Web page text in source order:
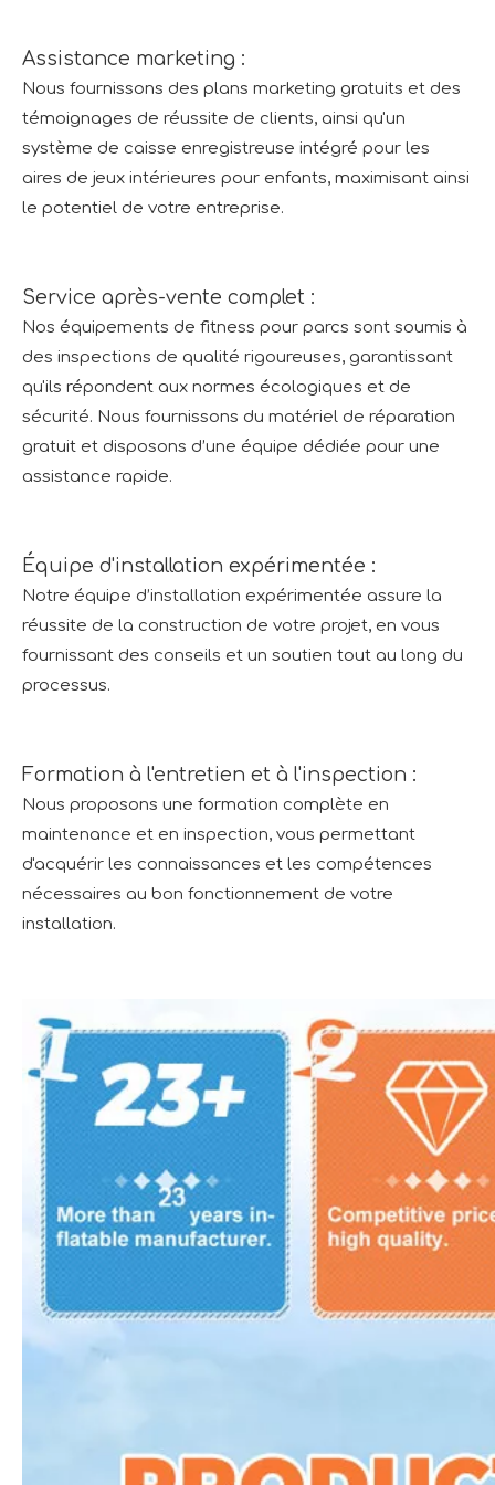
Assistance marketing :
Nous fournissons des plans marketing gratuits et des
témoignages de réussite de clients, ainsi qu'un
système de caisse enregistreuse intégré pour les
aires de jeux intérieures pour enfants, maximisant ainsi
le potentiel de votre entreprise.
Service après-vente complet :
Nos équipements de fitness pour parcs sont soumis à
des inspections de qualité rigoureuses, garantissant
qu'ils répondent aux normes écologiques et de
sécurité. Nous fournissons du matériel de réparation
gratuit et disposons d’une équipe dédiée pour une
assistance rapide.
Équipe d'installation expérimentée :
Notre équipe d’installation expérimentée assure la
réussite de la construction de votre projet, en vous
fournissant des conseils et un soutien tout au long du
processus.
Formation à l'entretien et à l'inspection :
Nous proposons une formation complète en
maintenance et en inspection, vous permettant
d'acquérir les connaissances et les compétences
nécessaires au bon fonctionnement de votre
installation.